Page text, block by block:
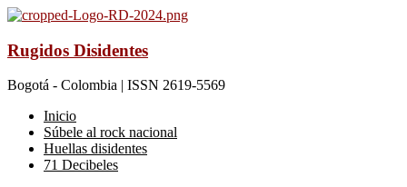
Rugidos Disidentes
Bogotá - Colombia | ISSN 2619-5569
Inicio
Súbele al rock nacional
Huellas disidentes
71 Decibeles